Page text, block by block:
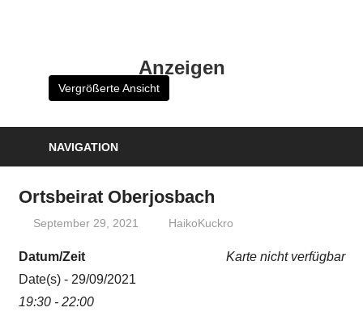
Anzeigen
Vergrößerte Ansicht
NAVIGATION
Ortsbeirat Oberjosbach
September 29, 2021 HaikoKuckro
Karte nicht verfügbar
Datum/Zeit
Date(s) - 29/09/2021
19:30 - 22:00